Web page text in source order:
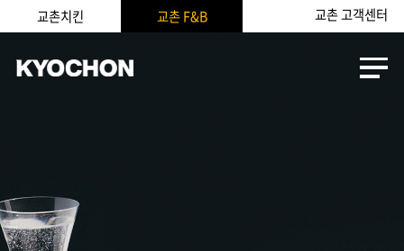
교촌치킨 교촌 F&B 교촌 고객센터